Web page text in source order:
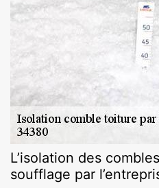
L’isolation des
soufflage par